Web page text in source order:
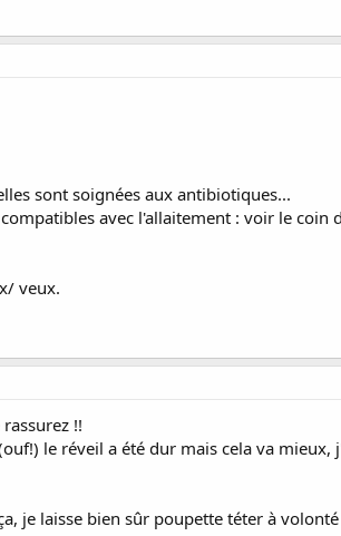
sont soignées aux antibiotiques...
avec l'allaitement : voir le coin
veux.
!!
le réveil a été dur mais cela va
je laisse bien sûr poupette téter à